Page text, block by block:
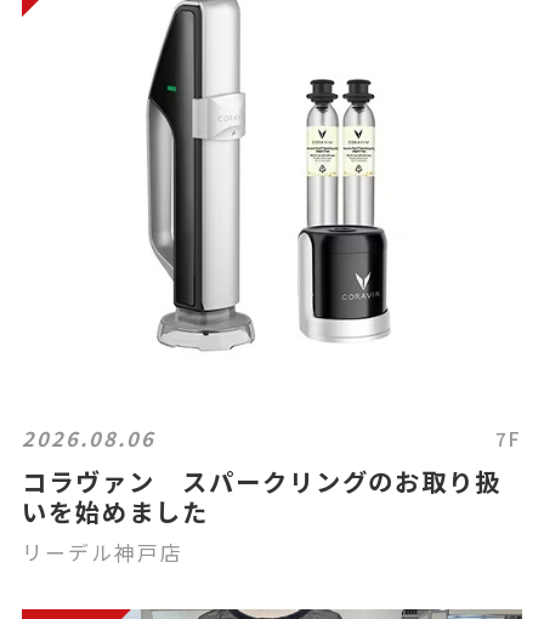
2026.08.06 7F
コラヴァン スパークリングのお取り扱
いを始めました
リーデル神戸店